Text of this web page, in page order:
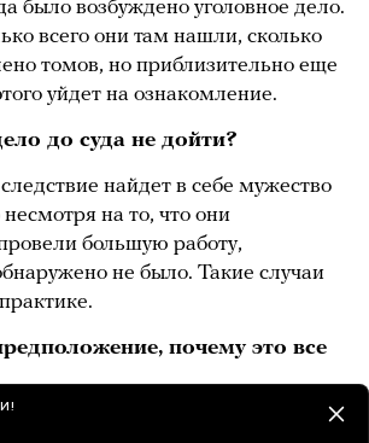
было возбуждено уголовное дело.
всего они там нашли, сколько
томов, но приблизительно еще
уйдет на ознакомление.
до суда не дойти?
найдет в себе мужество
на то, что они
большую работу,
не было. Такие случаи
почему это все
знаю.